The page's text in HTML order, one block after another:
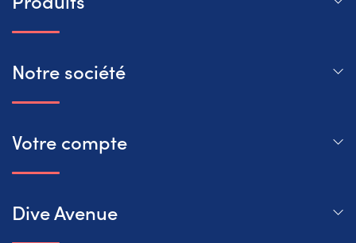
Notre société
Votre compte
Dive Avenue